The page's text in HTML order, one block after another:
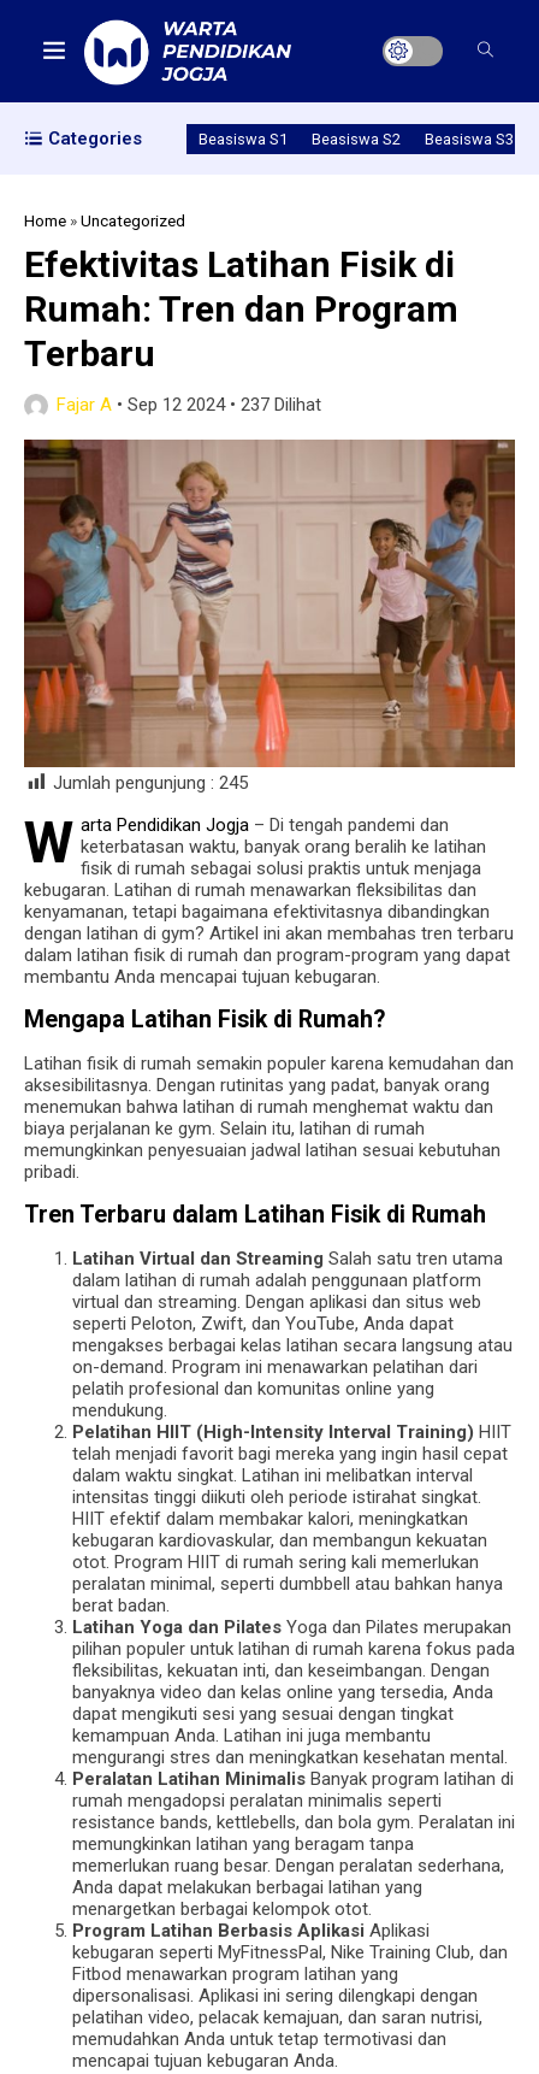
Categories Beasiswa S1 Beasiswa S2 Beasiswa S3
Home »Uncategorized
Efektivitas Latihan Fisik di
Rumah: Tren dan Program
Terbaru
Fajar A • Sep 12 2024• 237 Dilihat
Jumlah pengunjung : 245
W arta Pendidikan Jogja – Di tengah pandemi dan
keterbatasan waktu, banyak orang beralih ke latihan
fisik di rumah sebagai solusi praktis untuk menjaga
kebugaran. Latihan di rumah menawarkan fleksibilitas dan
kenyamanan, tetapi bagaimana efektivitasnya dibandingkan
dengan latihan di gym? Artikel ini akan membahas tren terbaru
dalam latihan fisik di rumah dan program-program yang dapat
membantu Anda mencapai tujuan kebugaran.
Mengapa Latihan Fisik di Rumah?
Latihan fisik di rumah semakin populer karena kemudahan dan
aksesibilitasnya. Dengan rutinitas yang padat, banyak orang
menemukan bahwa latihan di rumah menghemat waktu dan
biaya perjalanan ke gym. Selain itu, latihan di rumah
memungkinkan penyesuaian jadwal latihan sesuai kebutuhan
pribadi.
Tren Terbaru dalam Latihan Fisik di Rumah
Latihan Virtual dan Streaming Salah satu tren utama
dalam latihan di rumah adalah penggunaan platform
virtual dan streaming. Dengan aplikasi dan situs web
seperti Peloton, Zwift, dan YouTube, Anda dapat
mengakses berbagai kelas latihan secara langsung atau
on-demand. Program ini menawarkan pelatihan dari
pelatih profesional dan komunitas online yang
mendukung.
Pelatihan HIIT (High-Intensity Interval Training) HIIT
telah menjadi favorit bagi mereka yang ingin hasil cepat
dalam waktu singkat. Latihan ini melibatkan interval
intensitas tinggi diikuti oleh periode istirahat singkat.
HIIT efektif dalam membakar kalori, meningkatkan
kebugaran kardiovaskular, dan membangun kekuatan
otot. Program HIIT di rumah sering kali memerlukan
peralatan minimal, seperti dumbbell atau bahkan hanya
berat badan.
Latihan Yoga dan Pilates Yoga dan Pilates merupakan
pilihan populer untuk latihan di rumah karena fokus pada
fleksibilitas, kekuatan inti, dan keseimbangan. Dengan
banyaknya video dan kelas online yang tersedia, Anda
dapat mengikuti sesi yang sesuai dengan tingkat
kemampuan Anda. Latihan ini juga membantu
mengurangi stres dan meningkatkan kesehatan mental.
Peralatan Latihan Minimalis Banyak program latihan di
rumah mengadopsi peralatan minimalis seperti
resistance bands, kettlebells, dan bola gym. Peralatan ini
memungkinkan latihan yang beragam tanpa
memerlukan ruang besar. Dengan peralatan sederhana,
Anda dapat melakukan berbagai latihan yang
menargetkan berbagai kelompok otot.
Program Latihan Berbasis Aplikasi Aplikasi
kebugaran seperti MyFitnessPal, Nike Training Club, dan
Fitbod menawarkan program latihan yang
dipersonalisasi. Aplikasi ini sering dilengkapi dengan
pelatihan video, pelacak kemajuan, dan saran nutrisi,
memudahkan Anda untuk tetap termotivasi dan
mencapai tujuan kebugaran Anda.